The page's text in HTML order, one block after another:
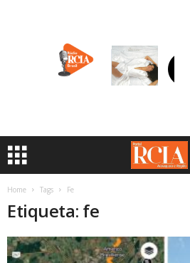
Home Tags Fe
Etiqueta: fe